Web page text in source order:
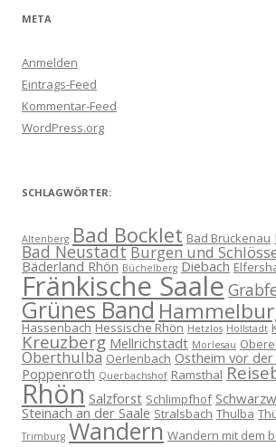
META
Anmelden
Eintrags-Feed
Kommentar-Feed
WordPress.org
SCHLAGWÖRTER:
Altenberg Bad Bocklet Bad Brückenau
Bad NeustadtBurgen und
Bäderland Rhön Büchelberg Diebach
Fränkische Saale
Grünes Band
Hassenbach Hessische Rhön Hetzlos Hollstadt
Kreuzberg Mellrichstadt Morlesau
Oberthulba Oerlenbach Ostheim vor der
Poppenroth Querbachshof Ramsthal
Rhön Salzforst Schlimpfhof
Steinach an der Saale Stralsbach Thulba
Trimburg Wandern Wandern mit dem